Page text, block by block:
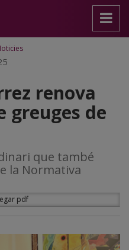
renova
greuges de
que també
la Normativa
pdf